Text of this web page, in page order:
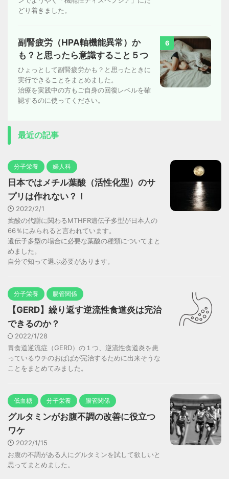
どり着きました。
6
副腎疲労（HPA軸機能異常）か
も？と思ったら意識すること５つ
ひょっとして副腎疲労かも？と思ったときに
実行できることをまとめました。
治療を実践中の方もご自身の回復レベルを確
認するのに使ってください。
最近の記事
分子栄養 婦人科
日本ではメチル葉酸（活性化型）のサ
プリは作れない？！
2022/2/1
葉酸の代謝に関わるMTHFR遺伝子多型が日本人の
66％にみられると言われています。
遺伝子多型の場合に必要な葉酸の種類についてまと
めました。
自分で知って選ぶ必要があります。
分子栄養 腸管関係
【GERD】繰り返す逆流性食道炎は完治
できるのか？
2022/1/28
胃食道逆流症（GERD）の１つ、逆流性食道炎を患
っているウチのおばばが完治するために出来そうな
ことをまとめてみました。
低血糖 分子栄養 腸管関係
グルタミンがお腹不調の改善に役立つ
ワケ
2022/1/15
お腹の不調がある人にグルタミンを試して欲しいと
思ってまとめました。